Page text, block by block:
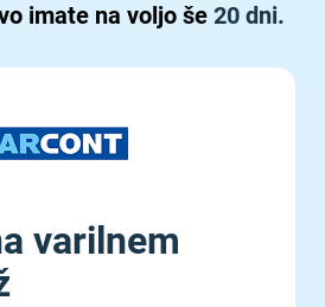
imate na voljo še 20 dni.
varilnem